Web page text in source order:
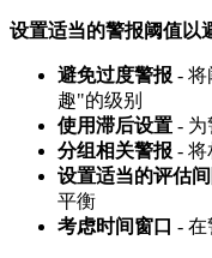
设置适当的警报阈值以
避免过度警报 - 将
趣"的级别
使用滞后设置 - 为
分组相关警报 - 将
设置适当的评估
平衡
考虑时间窗口 - 在